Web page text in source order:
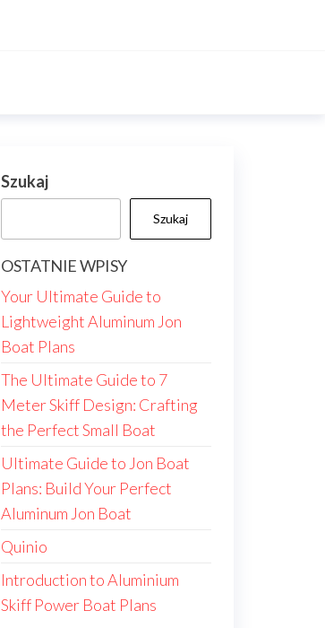
Szukaj
Szukaj
OSTATNIE WPISY
Your Ultimate Guide to
Lightweight Aluminum Jon
Boat Plans
The Ultimate Guide to 7
Meter Skiff Design: Crafting
the Perfect Small Boat
Ultimate Guide to Jon Boat
Plans: Build Your Perfect
Aluminum Jon Boat
Quinio
Introduction to Aluminium
Skiff Power Boat Plans